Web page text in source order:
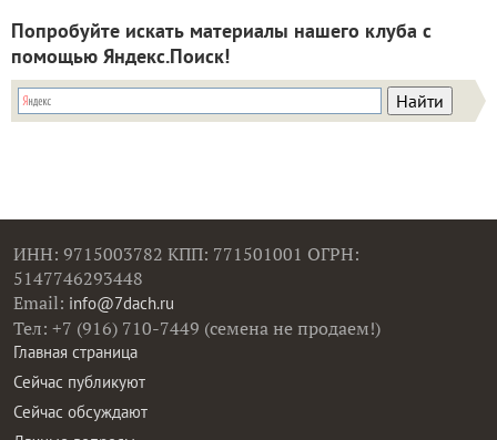
Попробуйте искать материалы нашего клуба с
помощью Яндекс.Поиск!
ИНН: 9715003782 КПП: 771501001 ОГРН:
5147746293448
Email: info@7dach.ru
Тел: +7 (916) 710-7449 (семена не продаем!)
Главная страница
Сейчас публикуют
Сейчас обсуждают